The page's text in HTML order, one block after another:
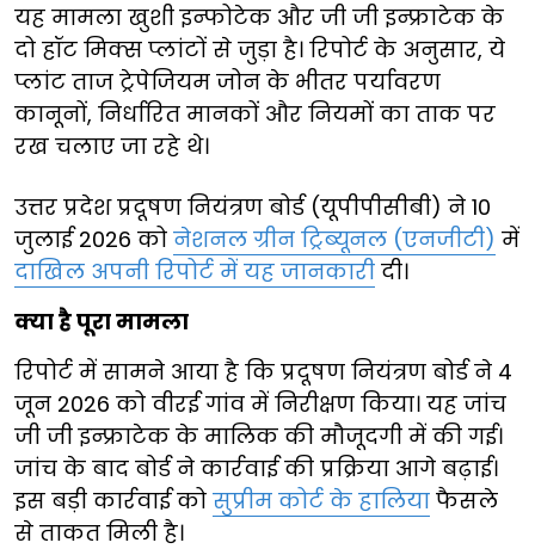
यह मामला खुशी इन्फोटेक और जी जी इन्फ्राटेक के
दो हॉट मिक्स प्लांटों से जुड़ा है। रिपोर्ट के अनुसार, ये
प्लांट ताज ट्रेपेजियम जोन के भीतर पर्यावरण
कानूनों, निर्धारित मानकों और नियमों का ताक पर
रख चलाए जा रहे थे।
उत्तर प्रदेश प्रदूषण नियंत्रण बोर्ड (यूपीपीसीबी) ने 10
जुलाई 2026 को नेशनल ग्रीन ट्रिब्यूनल (एनजीटी) में
दाखिल अपनी रिपोर्ट में यह जानकारी दी।
क्या है पूरा मामला
रिपोर्ट में सामने आया है कि प्रदूषण नियंत्रण बोर्ड ने 4
जून 2026 को वीरई गांव में निरीक्षण किया। यह जांच
जी जी इन्फ्राटेक के मालिक की मौजूदगी में की गई।
जांच के बाद बोर्ड ने कार्रवाई की प्रक्रिया आगे बढ़ाई।
इस बड़ी कार्रवाई को सुप्रीम कोर्ट के हालिया फैसले
से ताकत मिली है।